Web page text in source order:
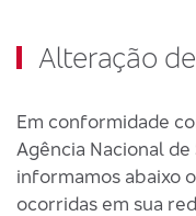
Alteração de
Em conformidade
Agência Nacional
informamos abaixo
ocorridas em sua